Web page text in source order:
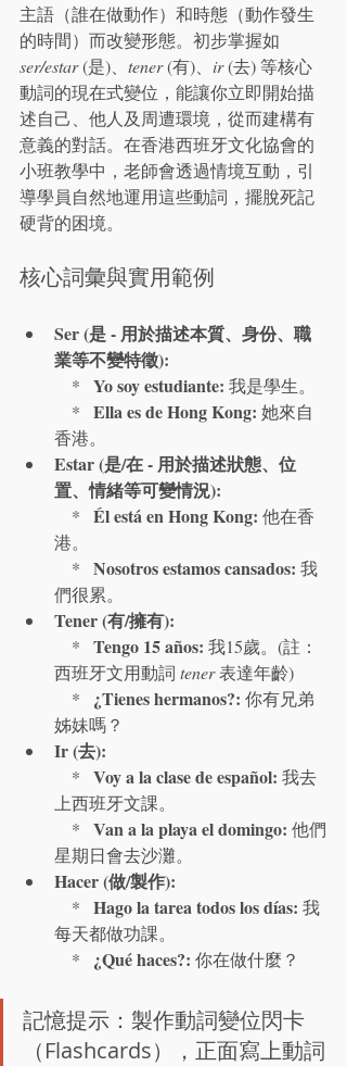
主語（誰在做動作）和時態（動作發生
的時間）而改變形態。初步掌握如
ser/estar (是)、 tener (有)、 ir (去) 等核心
動詞的現在式變位，能讓你立即開始描
述自己、他人及周遭環境，從而建構有
意義的對話。在香港西班牙文化協會的
小班教學中，老師會透過情境互動，引
導學員自然地運用這些動詞，擺脫死記
硬背的困境。
核心詞彙與實用範例
Ser (是 - 用於描述本質、身份、職
業等不變特徵):
    *
Yo soy estudiante: 我是學生。
    *
Ella es de Hong Kong: 她來自
香港。
Estar (是/在 - 用於描述狀態、位
置、情緒等可變情況):
    *
Él está en Hong Kong: 他在香
港。
    *
Nosotros estamos cansados: 我
們很累。
Tener (有/擁有):
    *
Tengo 15 años: 我15歲。(註：
西班牙文用動詞 tener 表達年齡)
    *
¿Tienes hermanos?: 你有兄弟
姊妹嗎？
Ir (去):
    *
Voy a la clase de español: 我去
上西班牙文課。
    *
Van a la playa el domingo: 他們
星期日會去沙灘。
Hacer (做/製作):
    *
Hago la tarea todos los días: 我
每天都做功課。
    *
¿Qué haces?: 你在做什麼？
記憶提示：製作動詞變位閃卡
（Flashcards），正面寫上動詞